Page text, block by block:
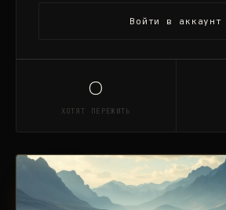
Войти в аккаунт
0
ХОТЯТ ПЕРЕЖИТЬ